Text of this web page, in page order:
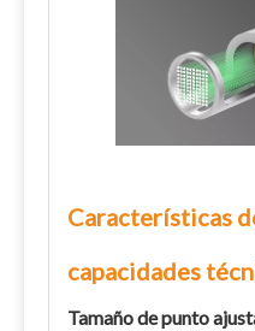
Características
capacidades
Tamaño de punto